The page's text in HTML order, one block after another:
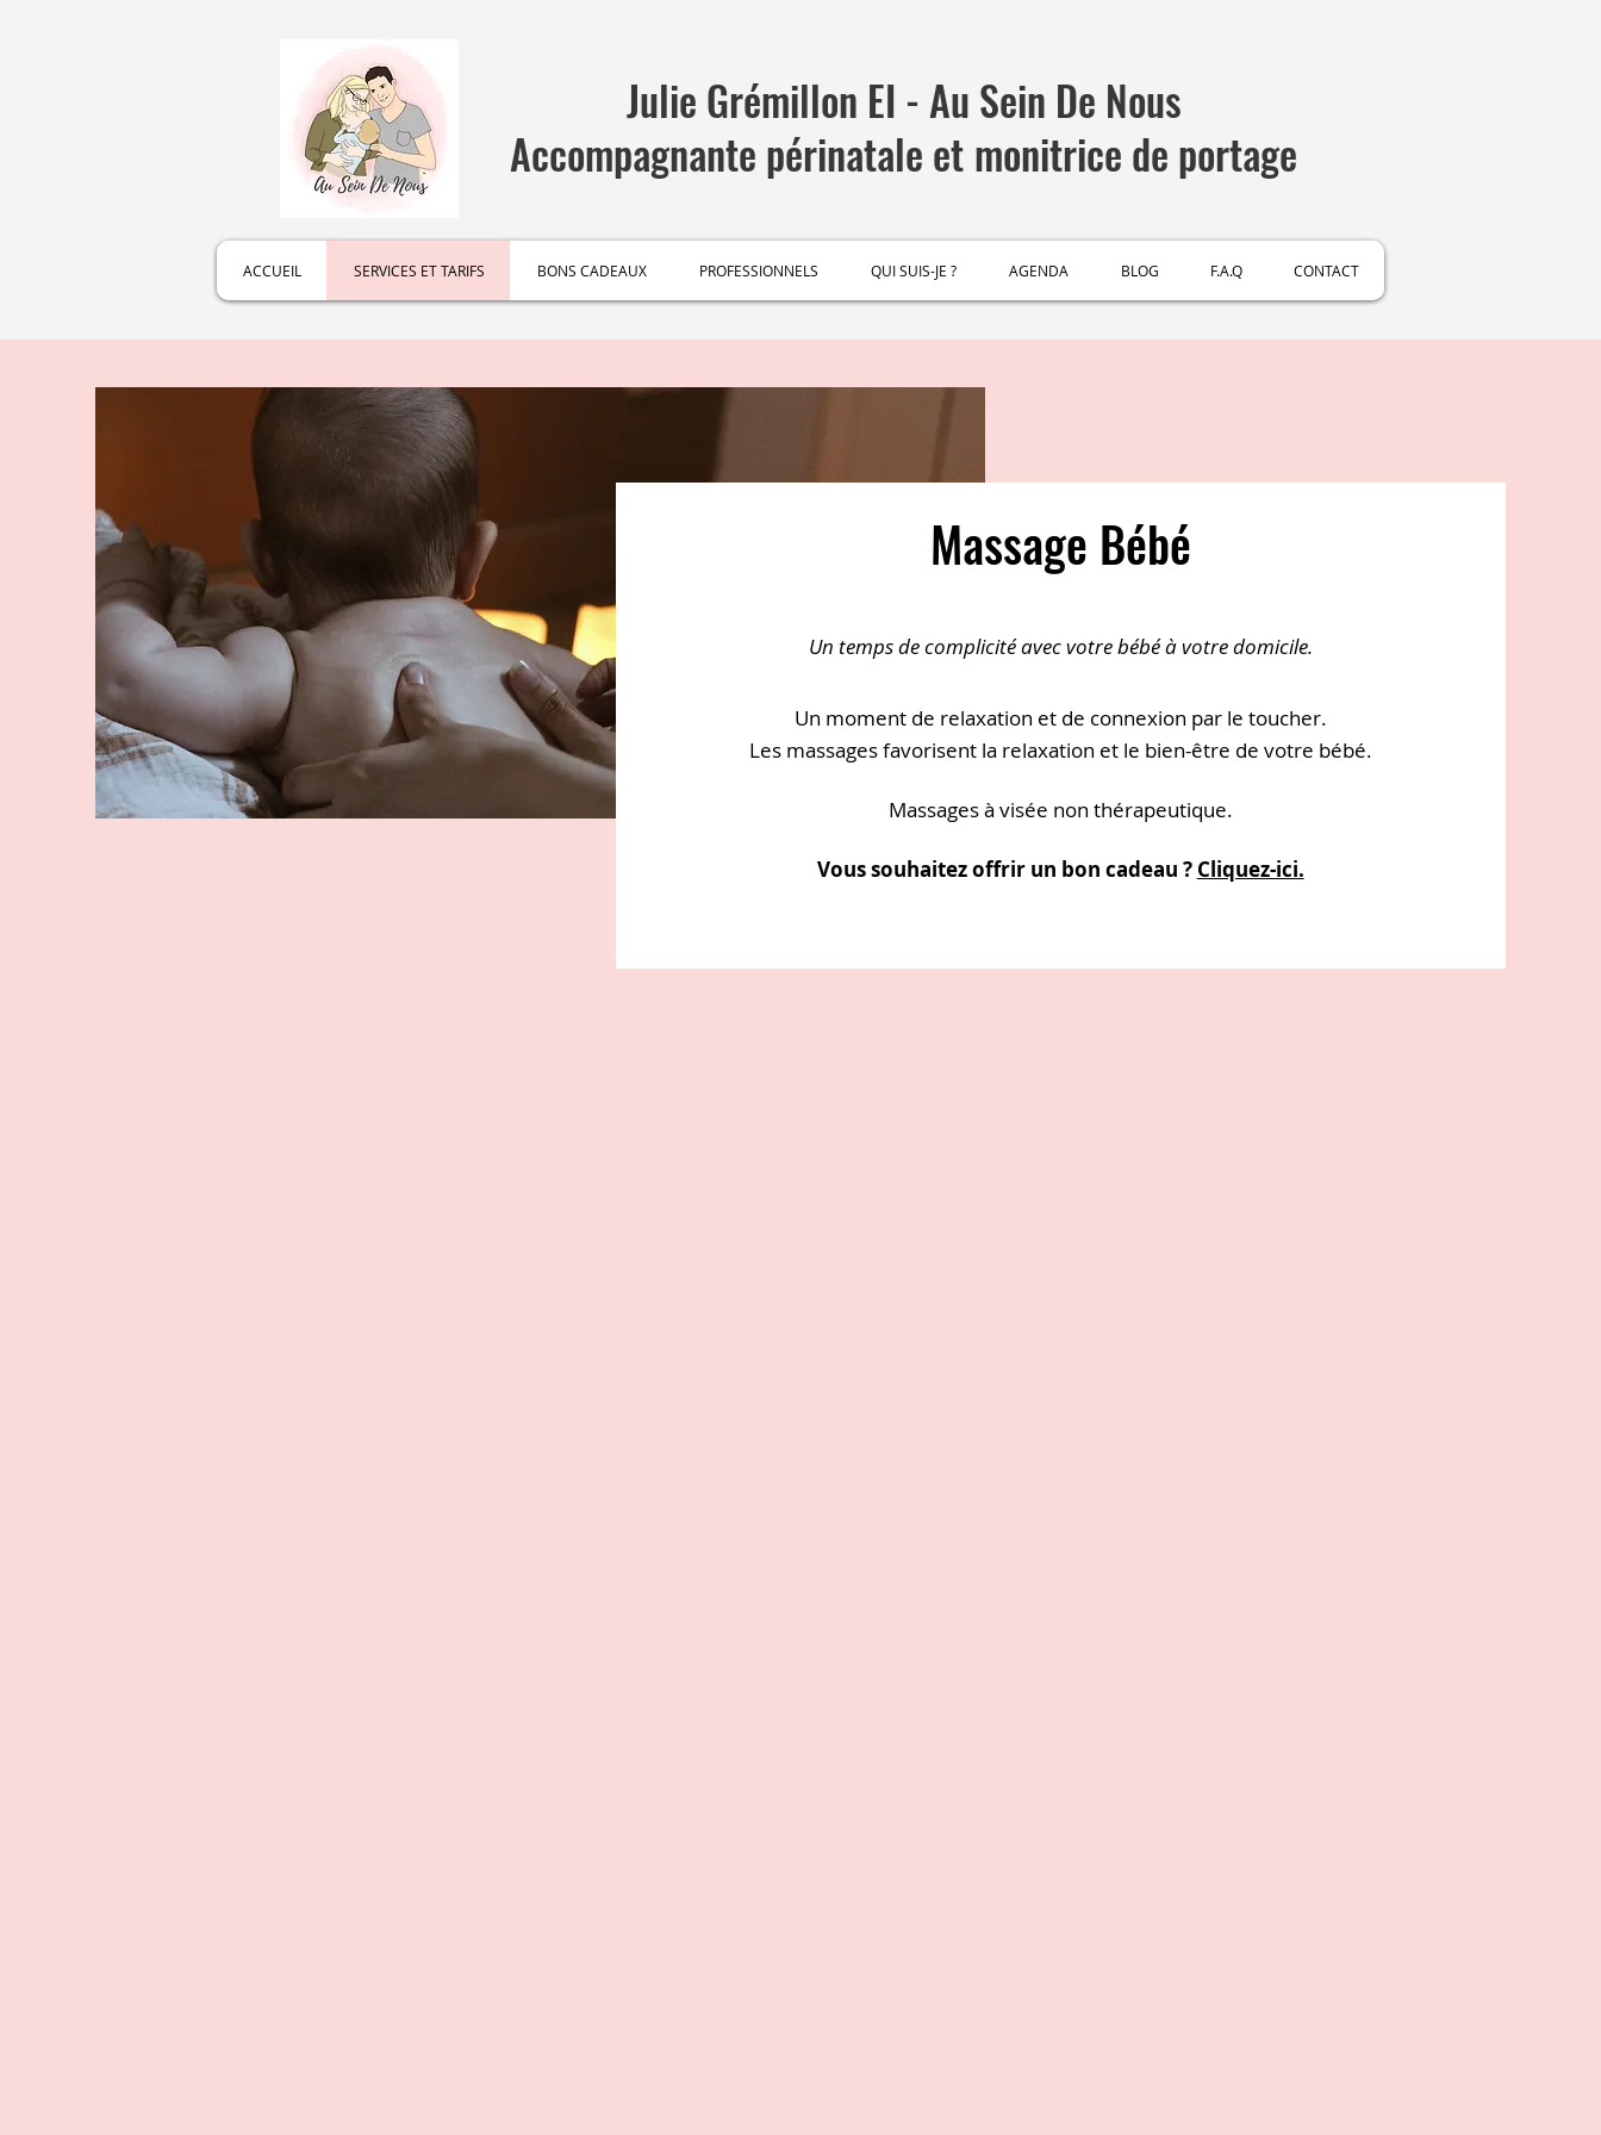
Julie Grémillon EI - Au Sein De Nous
Accompagnantepérinatale etmonitrice de portage
ACCUEIL SERVICES ET TARIFS BONS CADEAUX PROFESSIONNELS QUI SUIS-JE ? AGENDA BLOG F.A.Q CONTACT
Massage Bébé
Un temps de complicité avec votre bébé à votre domicile.
Un moment de relaxation et de connexion par le toucher.
Les massages favorisent la relaxation et le bien-être de votre bébé.
Massages à visée non thérapeutique.
Vous souhaitez offrir un bon cadeau ? Cliquez-ici.